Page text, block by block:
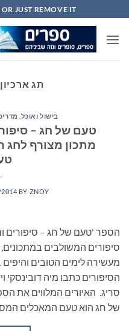
to
content
JUST REMOVE IT...
תג
בישול ואוכל
טעם של חג –
מתכון מצורף
BY ZNOY
הספר 'טעם של חג – סיפורים
סיפורים המשולבים
מעשירה לימים הטובים
הסיפורים כתבו מיה דובינסקי
סריג. האיורים המלווים את
של חג הוא טעם המאכלים